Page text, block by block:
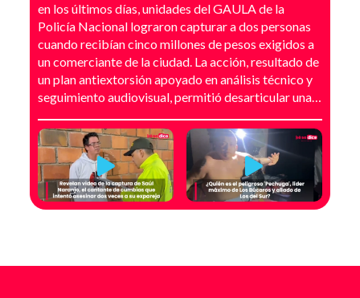
en los últimos días, unidades del GAULA de la
Policía Nacional lograron capturar a dos personas
cuando recibían cinco millones de pesos exigidos a
un comerciante de la ciudad. La acción, resultado de
un plan antiextorsión apoyado en análisis técnico y
seguimiento audiovisual, permitió desarticular una
digitales, suplantación de grupos armados y presión
directa sobre establecimientos comerciales. La
investigación no comenzó con la captura, sino con el
temor de un comerciante que empezó a recibir
mensajes y llamadas en las que le exigían dinero a